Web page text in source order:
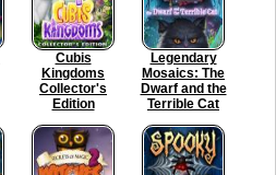
Cubis
Kingdoms
Collector's
Edition
Legendary
Mosaics: The
Dwarf and the
Terrible Cat